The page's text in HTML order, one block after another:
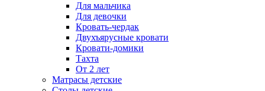
Для мальчика
Для девочки
Кровать-чердак
Двухъярусные кровати
Кровати-домики
Тахта
От 2 лет
Матрасы детские